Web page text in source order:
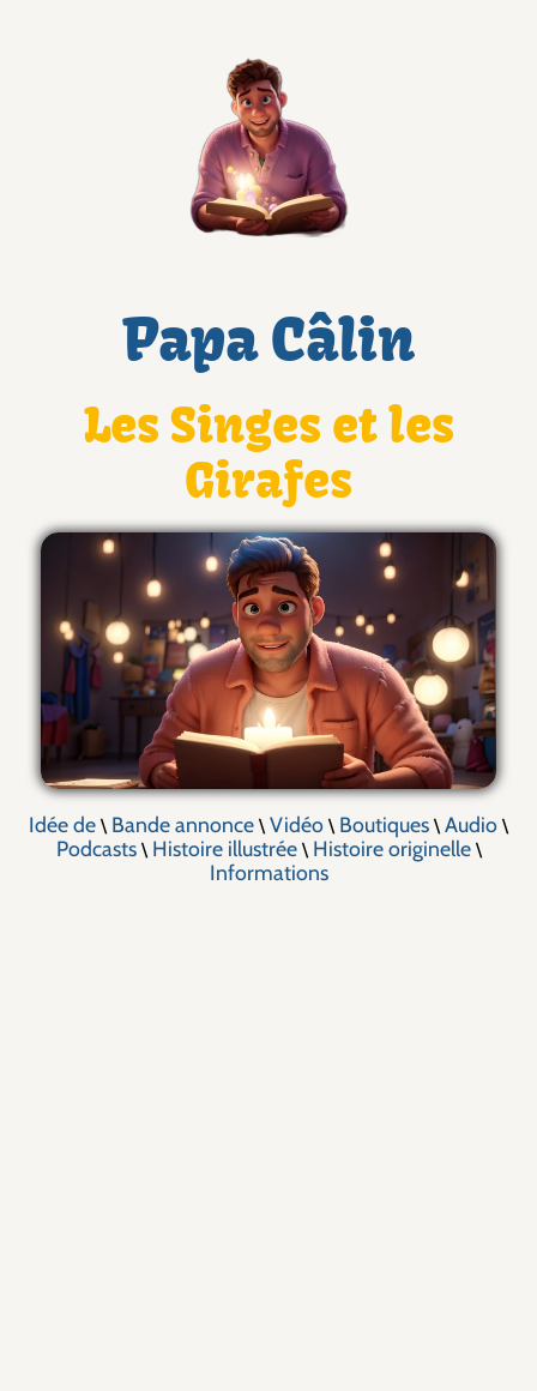
Papa Câlin
Les Singes et les
Girafes
Idée de \ Bande annonce \ Vidéo \ Boutiques \ Audio \
Podcasts\ Histoire illustrée\ Histoire originelle\
Informations